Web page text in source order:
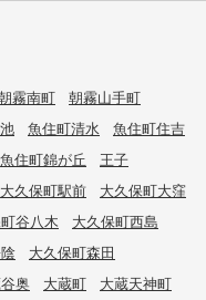
霧南町
朝霧山手町
魚住町清水
魚住町住吉
魚住町錦が丘
王子
大久保町駅前
大久保町大窪
谷八木
大久保町西島
大久保町森田
奥 大蔵町
大蔵天神町